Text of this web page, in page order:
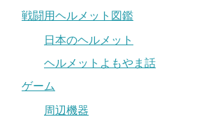
戦闘用ヘルメット図鑑
日本のヘルメット
ヘルメットよもやま話
ゲーム
周辺機器